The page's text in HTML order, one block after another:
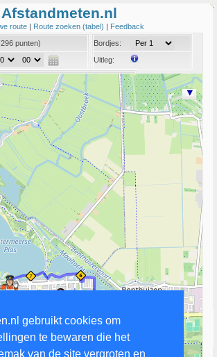
gebruikt cookies om
te bewaren die het
van de site vergroten en
Afstandmeten.nl
route | Route zoeken (tabel) | Feedback
punten)
Bordjes:
Uitleg:
naar deze route